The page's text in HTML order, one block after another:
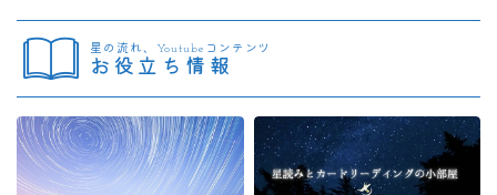
星の流れ、Youtubeコンテンツ
お役立ち情報